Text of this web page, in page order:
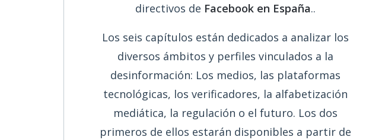
directivos de Facebook en España..
Los seis capítulos están dedicados a analizar los
diversos ámbitos y perfiles vinculados a la
desinformación: Los medios, las plataformas
tecnológicas, los verificadores, la alfabetización
mediática, la regulación o el futuro. Los dos
primeros de ellos estarán disponibles a partir de